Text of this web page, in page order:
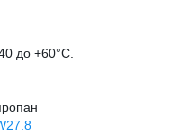
до +60°С.